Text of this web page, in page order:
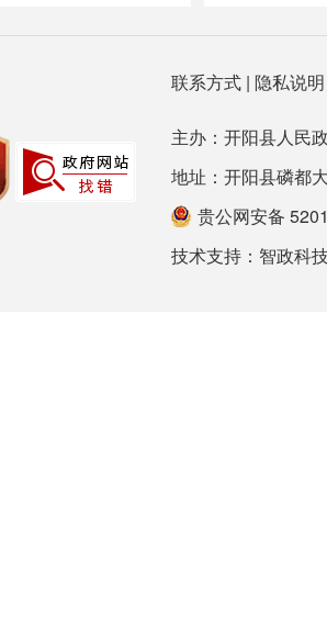
联系方式| 隐私说
主办：开阳县人民
地址：开阳县磷都
贵公网安备
技术支持： 智政科